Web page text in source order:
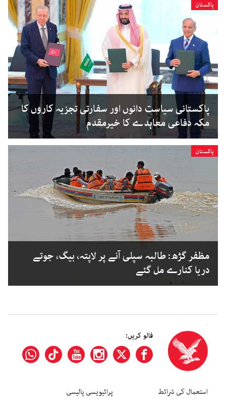
پاکستان
پاکستانی سیاست دانوں اور سفارتی تجزیہ کاروں کا
مکہ دفاعی معاہدے کا خیرمقدم
پاکستان
مظفر گڑھ: طالبہ سپلی آنے پر لاپتہ، بیگ، جوتے
دریا کنارے مل گئے
فالو کریں:
استعمال کی شرائط پرائیویسی پالیسی